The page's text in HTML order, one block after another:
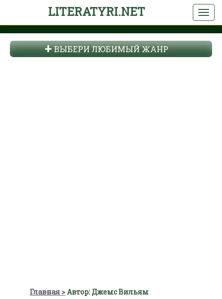
LITERATYRI.NET
ВЫБЕРИ ЛЮБИМЫЙ ЖАНР
Главная Автор: Джемс Вильям